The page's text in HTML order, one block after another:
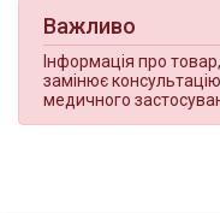
Важливо
Інформація про
замінює консультацію
медичного